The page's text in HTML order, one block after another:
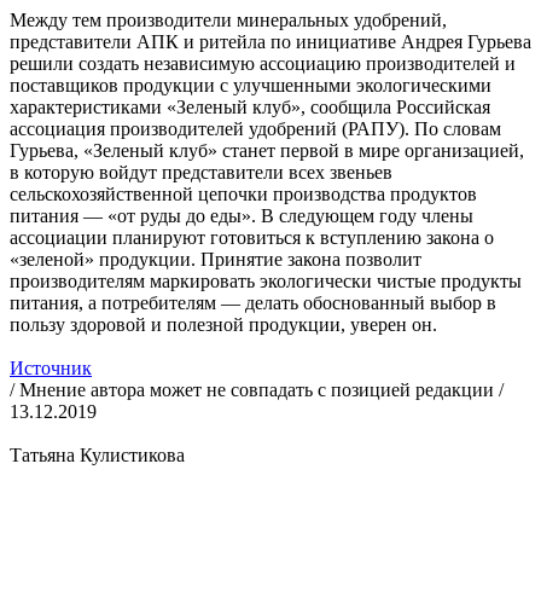
Между тем производители минеральных удобрений,
представители АПК и ритейла по инициативе Андрея Гурьева
решили создать независимую ассоциацию производителей и
поставщиков продукции с улучшенными экологическими
характеристиками «Зеленый клуб», сообщила Российская
ассоциация производителей удобрений (РАПУ). По словам
Гурьева, «Зеленый клуб» станет первой в мире организацией,
в которую войдут представители всех звеньев
сельскохозяйственной цепочки производства продуктов
питания — «от руды до еды». В следующем году члены
ассоциации планируют готовиться к вступлению закона о
«зеленой» продукции. Принятие закона позволит
производителям маркировать экологически чистые продукты
питания, а потребителям — делать обоснованный выбор в
пользу здоровой и полезной продукции, уверен он.
Источник
/ Мнение автора может не совпадать с позицией редакции /
13.12.2019
Татьяна Кулистикова